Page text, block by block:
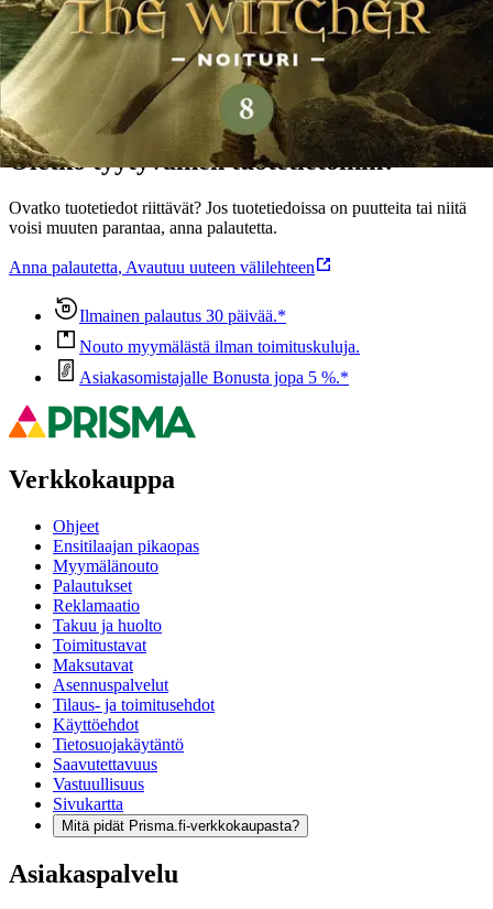
Ominaisuudet
Oletko tyytyväinen tuotetietoihin?
Ovatko tuotetiedot riittävät? Jos tuotetiedoissa on puutteita tai niitä
voisi muuten parantaa, anna palautetta.
Anna palautetta, Avautuu uuteen välilehteen
Ilmainen palautus 30 päivää.*
Nouto myymälästä ilman toimituskuluja.
Asiakasomistajalle Bonusta jopa 5 %.*
Verkkokauppa
Ohjeet
Ensitilaajan pikaopas
Myymälänouto
Palautukset
Reklamaatio
Takuu ja huolto
Toimitustavat
Maksutavat
Asennuspalvelut
Tilaus- ja toimitusehdot
Käyttöehdot
Tietosuojakäytäntö
Saavutettavuus
Vastuullisuus
Sivukartta
Mitä pidät Prisma.fi-verkkokaupasta?
Asiakaspalvelu